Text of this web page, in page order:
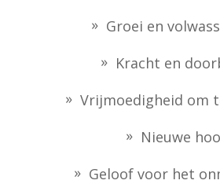
Groei en
Kracht en
Vrijmoedigheid om
Nieuwe
Geloof voor het